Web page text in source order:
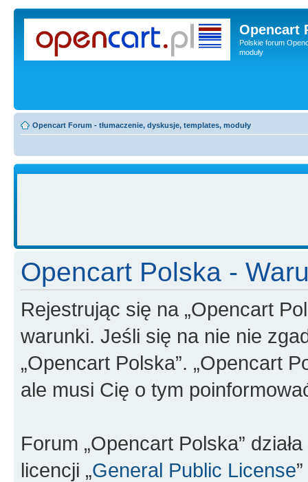
Opencart
Polskie forum
moduły
Opencart Forum - tłumaczenie, dyskusje, templates, moduły
Opencart Polska -
Rejestrując się na „Opencart
warunki. Jeśli się na nie nie
„Opencart Polska”. „Opencart
ale musi Cię o tym
Forum „Opencart Polska”
licencji „General Public License